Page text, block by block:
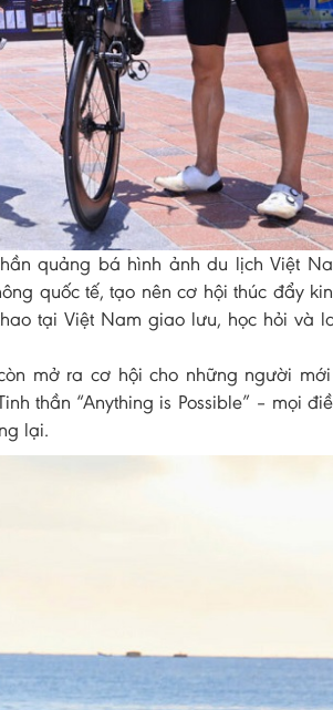
quảng bá hình ảnh du lịch Việt
quốc tế, tạo nên cơ hội thúc đẩy
tại Việt Nam giao lưu, học hỏi và
mở ra cơ hội cho những người
thần “Anything is Possible” – mọi
lại.